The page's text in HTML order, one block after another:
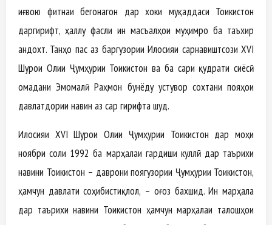
иғвою фитнаи бегонагон дар хоки муқаддаси Тоҷикистон
даргирифт, ҳаллу фасли ин масъалҳои муҳимро ба таъхир
андохт. Танҳо пас аз баргузории Иҷлосияи сарнавиштсози XVI
Шурои Олии Ҷумҳурии Тоҷикистон ва ба сари қудрати сиёсӣ
омадани Эмомалӣ Раҳмон бунёду устувор сохтани пояҳои
давлатдории навин аз сар гирифта шуд.
Иҷлосияи XVI Шурои Олии Ҷумҳурии Тоҷикистон дар моҳи
ноябри соли 1992 ба марҳалаи гардиши куллӣ дар таърихи
навини Тоҷикистон – даврони поягузории Ҷумҳурии Тоҷикистон,
ҳамчун давлати соҳибистиқлол, – оғоз бахшид. Ин марҳала
дар таърихи навини Тоҷикистон ҳамчун марҳалаи талошҳои